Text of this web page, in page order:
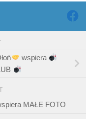
wspiera
MAŁE FOTO